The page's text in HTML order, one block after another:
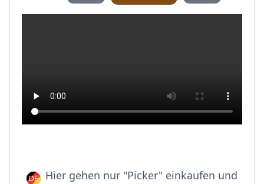
Hier gehen nur "Picker" einkaufen und